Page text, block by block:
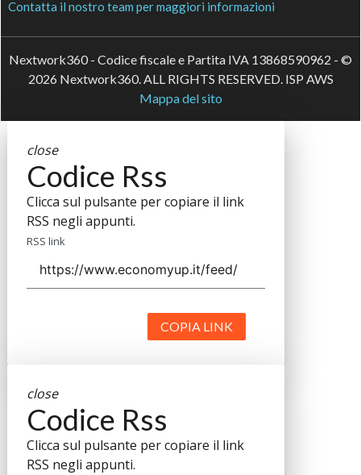
Contatta il nostro team per maggiori informazioni
Nextwork360 - Codice fiscale e Partita IVA 13868590962 - ©
2026 Nextwork360. ALL RIGHTS RESERVED. ISP AWS
Mappa del sito
close
Codice Rss
Clicca sul pulsante per copiare il link
RSS negli appunti.
RSS link
COPIA LINK
close
Codice Rss
Clicca sul pulsante per copiare il link
RSS negli appunti.